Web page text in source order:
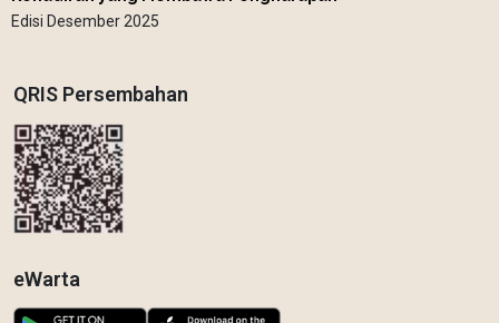
Edisi Desember 2025
QRIS Persembahan
eWarta